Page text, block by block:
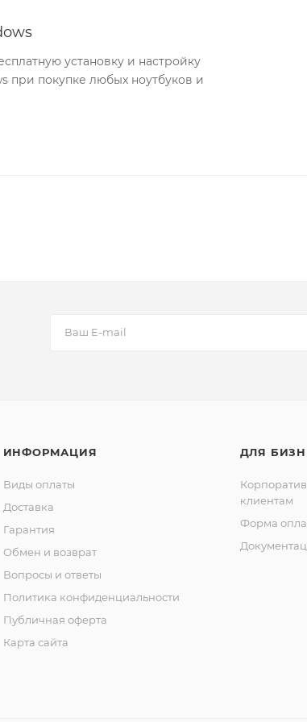
установку и настройку
при покупке любых ноутбуков и
ИНФОРМАЦИЯ
Виды оплаты
Доставка
Гарантия
Обмен и возврат
Вопросы и ответы
Политика конфиденциальности
Публичная оферта
Карта сайта
ДЛЯ
клиентам
Форма